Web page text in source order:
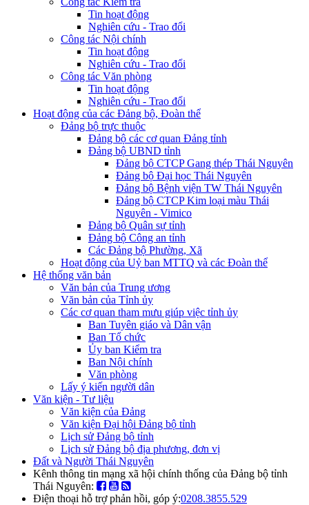
Tin hoạt động
Nghiên cứu - Trao đổi
Công tác Nội chính
Tin hoạt động
Nghiên cứu - Trao đổi
Công tác Văn phòng
Tin hoạt động
Nghiên cứu - Trao đổi
Hoạt động của các Đảng bộ, Đoàn thể
Đảng bộ trực thuộc
Đảng bộ các cơ quan Đảng tỉnh
Đảng bộ UBND tỉnh
Đảng bộ CTCP Gang thép Thái Nguyên
Đảng bộ Đại học Thái Nguyên
Đảng bộ Bệnh viện TW Thái Nguyên
Đảng bộ CTCP Kim loại màu Thái
Nguyên - Vimico
Đảng bộ Quân sự tỉnh
Đảng bộ Công an tỉnh
Các Đảng bộ Phường, Xã
Hoạt động của Uỷ ban MTTQ và các Đoàn thể
Hệ thống văn bản
Văn bản của Trung ương
Văn bản của Tỉnh ủy
Các cơ quan tham mưu giúp việc tỉnh ủy
Ban Tuyên giáo và Dân vận
Ban Tổ chức
Ủy ban Kiểm tra
Ban Nội chính
Văn phòng
Lấy ý kiến người dân
Văn kiện - Tư liệu
Văn kiện của Đảng
Văn kiện Đại hội Đảng bộ tỉnh
Lịch sử Đảng bộ tỉnh
Lịch sử Đảng bộ địa phương, đơn vị
Đất và Người Thái Nguyên
Kênh thông tin mạng xã hội chính thống của Đảng bộ tỉnh
Thái Nguyên:
Điện thoại hỗ trợ phản hồi, góp ý:0208.3855.529